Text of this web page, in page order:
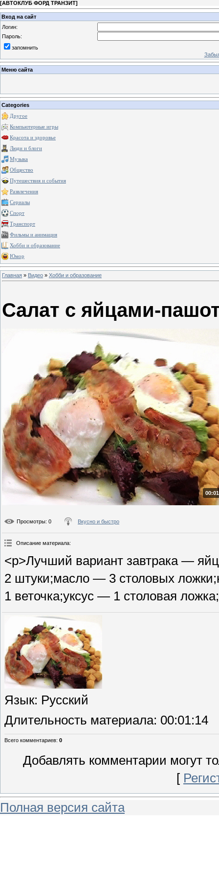
[АВТОКЛУБ ФОРД ТРАНЗИТ]
Вход на сайт
Логин:
Пароль:
запомнить
Меню сайта
Categories
Другое
Компьютерные игры
Красота и здоровье
Люди и блоги
Музыка
Общество
Путешествия и события
Развлечения
Сериалы
Спорт
Транспорт
Фильмы и анимация
Хобби и образование
Юмор
Главная » Видео » Хобби и образование
Салат с яйцами-
Просмотры: 0 Вкусно и быстро
Описание материала:
<p>Лучший вариант завтрака —
2 штуки;масло — 3 столовых
1 веточка;уксус — 1 столовая
Язык: Русский
Длительность материала: 00:01:14
Всего комментариев: 0
Добавлять комментарии могут
[
Полная версия сайта